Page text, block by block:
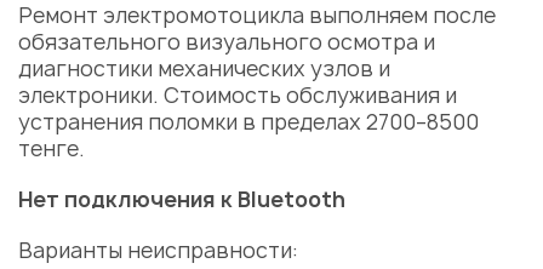
Ремонт электромотоцикла выполняем после
обязательного визуального осмотра и
диагностики механических узлов и
электроники. Стоимость обслуживания и
устранения поломки в пределах 2700–8500
тенге.
Нет подключения к Bluetooth
Варианты неисправности: